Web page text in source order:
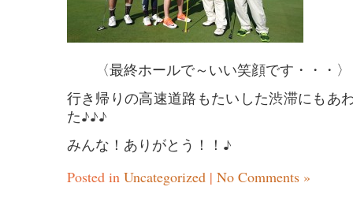
〈最終ホールで～いい笑顔です・・・〉
行き帰りの高速道路もたいした渋滞にもあ
た♪♪♪
みんな！ありがとう！！♪
Posted in Uncategorized| No Comments »